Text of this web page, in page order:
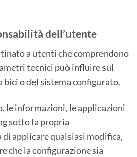
dell’utente
a utenti che comprendono
tecnici può influire sul
o del sistema configurato.
le informazioni, le applicazioni
sotto la propria
applicare qualsiasi modifica,
che la configurazione sia